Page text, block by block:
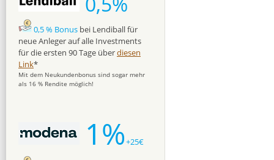
0,5 % Bonus bei Lendiball für
neue Anleger auf alle Investments
für die ersten 90 Tage überdiesen
Link*
Mit dem Neukundenbonus sind sogar mehr
als 16 % Rendite möglich!
1%+25€